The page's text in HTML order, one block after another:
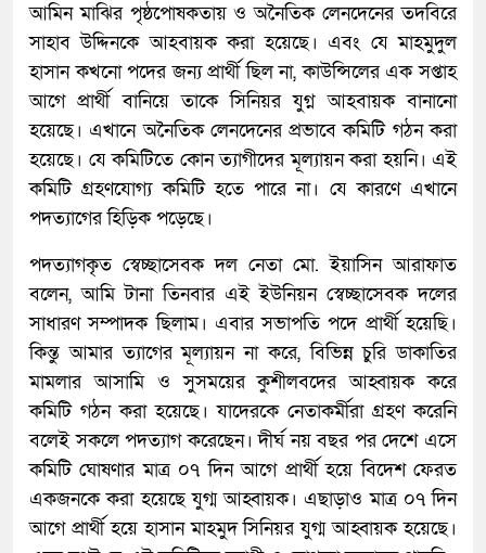
আমিন মাঝির পৃষ্ঠপোষকতায় ও অনৈতিক লেনদেনের তদবিরে
সাহাব উদ্দিনকে আহবায়ক করা হয়েছে। এবং যে মাহমুদুল
হাসান কখনো পদের জন্য প্রার্থী ছিল না, কাউন্সিলের এক সপ্তাহ
আগে প্রার্থী বানিয়ে তাকে সিনিয়র যুগ্ন আহবায়ক বানানো
হয়েছে। এখানে অনৈতিক লেনদেনের প্রভাবে কমিটি গঠন করা
হয়েছে। যে কমিটিতে কোন ত্যাগীদের মূল্যায়ন করা হয়নি। এই
কমিটি গ্রহণযোগ্য কমিটি হতে পারে না। যে কারণে এখানে
পদত্যাগের হিড়িক পড়েছে।
পদত্যাগকৃত স্বেচ্ছাসেবক দল নেতা মো. ইয়াসিন আরাফাত
বলেন, আমি টানা তিনবার এই ইউনিয়ন স্বেচ্ছাসেবক দলের
সাধারণ সম্পাদক ছিলাম। এবার সভাপতি পদে প্রার্থী হয়েছি।
কিন্তু আমার ত্যাগের মূল্যায়ন না করে, বিভিন্ন চুরি ডাকাতির
মামলার আসামি ও সুসময়ের কুশীলবদের আহ্বায়ক করে
কমিটি গঠন করা হয়েছে। যাদেরকে নেতাকর্মীরা গ্রহণ করেনি
বলেই সকলে পদত্যাগ করেছেন। দীর্ঘ নয় বছর পর দেশে এসে
কমিটি ঘোষণার মাত্র ০৭ দিন আগে প্রার্থী হয়ে বিদেশ ফেরত
একজনকে করা হয়েছে যুগ্ম আহ্বায়ক। এছাড়াও মাত্র ০৭ দিন
আগে প্রার্থী হয়ে হাসান মাহমুদ সিনিয়র যুগ্ম আহ্বায়ক হয়েছে।